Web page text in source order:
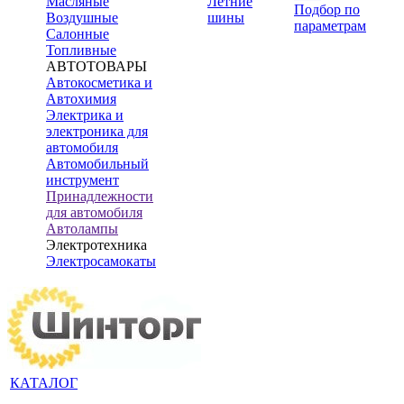
Воздушные
Салонные
Топливные
АВТОТОВАРЫ
Автокосметика и
Автохимия
Электрика и
электроника для
автомобиля
Автомобильный
инструмент
Принадлежности
для автомобиля
Автолампы
Электротехника
Электросамокаты
шины
Подбор по
параметрам
КАТАЛОГ